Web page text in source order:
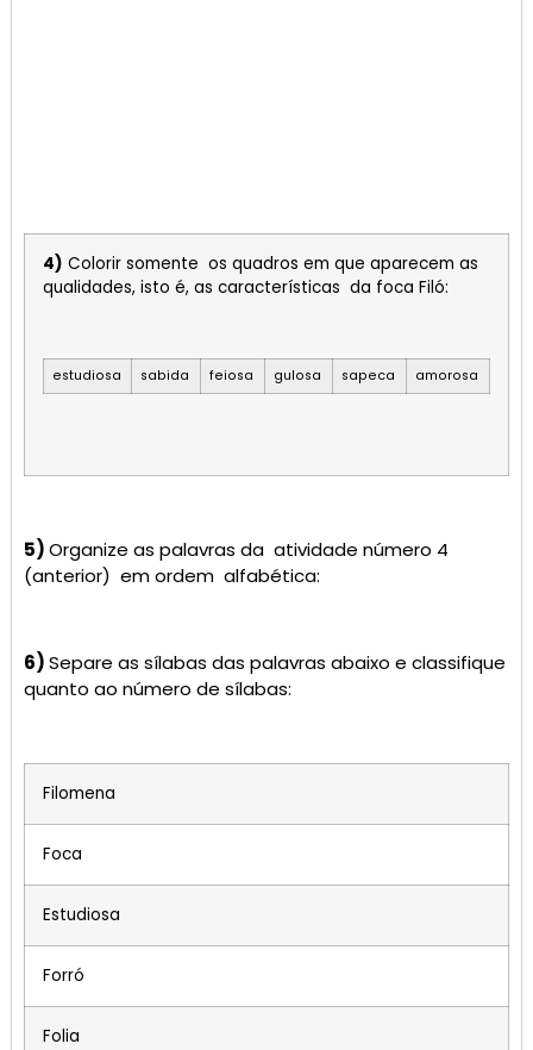
4) Colorir somente os quadros em que aparecem as
qualidades, isto é, as características da foca Filó:
estudiosa sabida feiosa gulosa sapeca amorosa
5)Organize as palavras da atividade número 4
(anterior) em ordem alfabética:
6)Separe as sílabas das palavras abaixo e classifique
quanto ao número de sílabas:
Filomena
Foca
Estudiosa
Forró
Folia